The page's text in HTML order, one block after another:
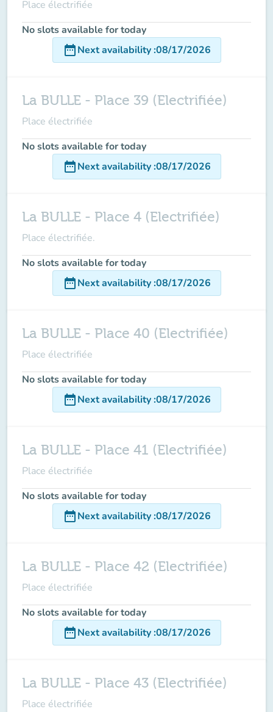
Place électrifiée
No slots available for today
date_rangeNext availability:08/17/2026
La BULLE - Place 39 (Electrifiée)
Place électrifiée
No slots available for today
date_rangeNext availability:08/17/2026
La BULLE - Place 4 (Electrifiée)
Place électrifiée.
No slots available for today
date_rangeNext availability:08/17/2026
La BULLE - Place 40 (Electrifiée)
Place électrifiée
No slots available for today
date_rangeNext availability:08/17/2026
La BULLE - Place 41 (Electrifiée)
Place électrifiée
No slots available for today
date_rangeNext availability:08/17/2026
La BULLE - Place 42 (Electrifiée)
Place électrifiée
No slots available for today
date_rangeNext availability:08/17/2026
La BULLE - Place 43 (Electrifiée)
Place électrifiée